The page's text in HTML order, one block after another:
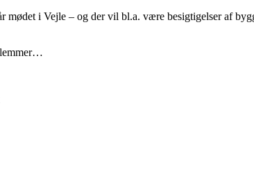
i Vejle – og der vil bl.a. være besigtigelser af